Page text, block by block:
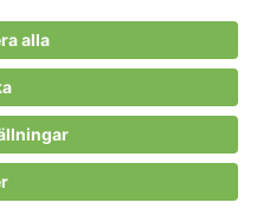
Tjänster
Välkommen till Portalen!